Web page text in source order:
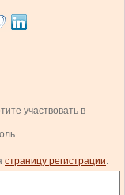
участвовать в
страницу регистрации.